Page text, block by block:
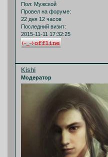
Пол: Мужской
Провел на форуме:
22 дня 12 часов
Последний визит:
2015-11-11 17:32:25
Kishi
Модератор